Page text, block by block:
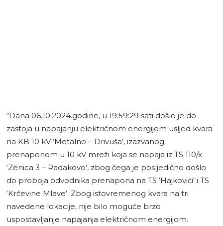
“Dana 06.10.2024.godine, u 19:59:29 sati došlo je do
zastoja u napajanju električnom energijom usljed kvara
na KB 10 kV ‘Metalno – Drivuša’, izazvanog
prenaponom u 10 kV mreži koja se napaja iz TS 110/x
‘Zenica 3 – Radakovo’, zbog čega je posljedično došlo
do proboja odvodnika prenapona na TS ‘Hajkovići’ i TS
‘Krčevine Mlave’. Zbog istovremenog kvara na tri
navedene lokacije, nije bilo moguće brzo
uspostavljanje napajanja električnom energijom.